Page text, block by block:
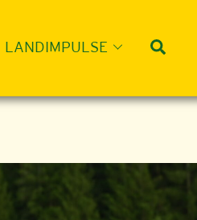
LANDIMPULSE